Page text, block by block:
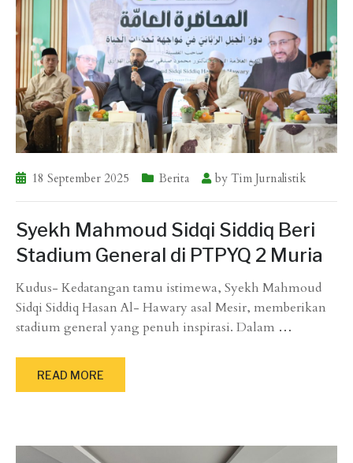
18 September 2025 Berita by Tim Jurnalistik
Syekh Mahmoud Sidqi Siddiq Beri
Stadium General di PTPYQ 2 Muria
Kudus- Kedatangan tamu istimewa, Syekh Mahmoud
Sidqi Siddiq Hasan Al- Hawary asal Mesir, memberikan
stadium general yang penuh inspirasi. Dalam …
READ MORE